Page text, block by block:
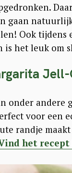
gaan
Ook tijdens
is het leuk om
Jell-
onder andere
voor een
randje
het recept